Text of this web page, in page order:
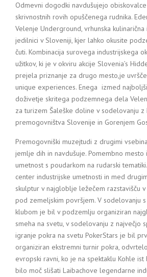
Odmevni dogodki navdušujejo
skrivnostnih rovih opuščenega rudnika.
Velenje Underground, vrhunska
jedilnici v Sloveniji, kjer lahko okusite
čuti. Kombinacija surovega industrijskega
užitkov, ki je v okviru akcije Slovenia’s
prejela priznanje za drugo mesto,je
unique experiences. Enega izmed
doživetje skritega podzemnega dela
za turizem Šaleške doline v sodelovanju z
premogovništva Slovenije in Gorenjem
Premogovniški muzejtudi z drugimi
jemlje dih in navdušuje. Pomembno mesto
umetnost s poudarkom na rudarski
center industrijske umetnosti in med
skulptur v najgloblje ležečem razstavišču
pod zemeljskim površjem. V sodelovanju s
klubom je bil v podzemlju organiziran
smeha na svetu, v sodelovanju z največjo
igranje pokra na svetu PokerStars je bil
organiziran ekstremni turnir pokra,
evropski ravni, ko je na spektaklu Kohle
bilo moč slišati Laibachove legendarne